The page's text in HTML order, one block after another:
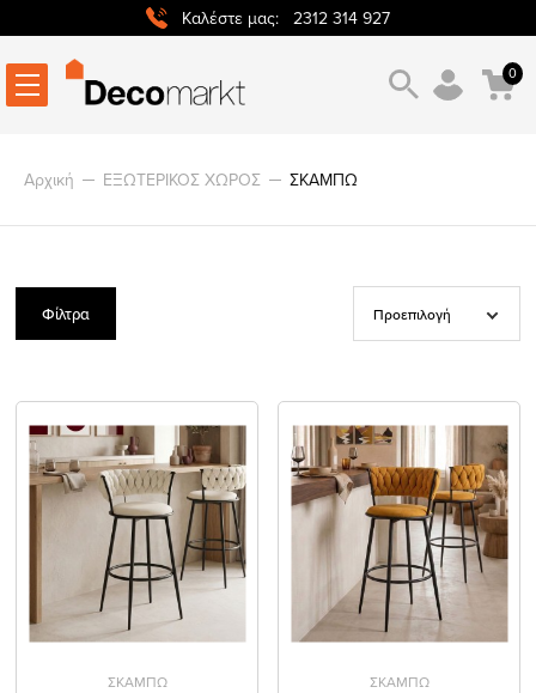
Καλέστε μας: 2312 314 927
0
Αρχική ΕΞΩΤΕΡΙΚΟΣ ΧΩΡΟΣ ΣΚΑΜΠΩ
Φίλτρα
ΣΚΑΜΠΩ ΣΚΑΜΠΩ